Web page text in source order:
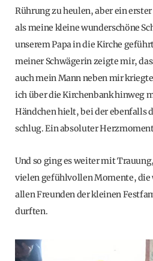
Rührung zu heulen, aber ein
als meine kleine wunderschöne
unserem Papa in die Kirche
meiner Schwägerin zeigte mir,
auch mein Mann neben mir
ich über die Kirchenbank hinweg
Händchen hielt, bei der ebenfalls
schlug. Ein absoluter
Und so ging es weiter mit
vielen gefühlvollen Momente,
allen Freunden der kleinen
durften.